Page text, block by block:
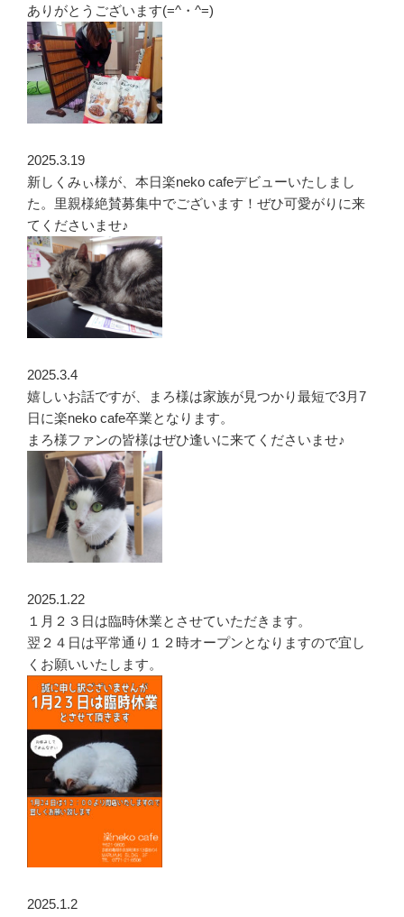
ありがとうございます(=^・^=)
2025.3.19
新しくみぃ様が、本日楽neko cafeデビューいたしまし
た。里親様絶賛募集中でございます！ぜひ可愛がりに来
てくださいませ♪
2025.3.4
嬉しいお話ですが、まろ様は家族が見つかり最短で3月7
日に楽neko cafe卒業となります。
まろ様ファンの皆様はぜひ逢いに来てくださいませ♪
2025.1.22
１月２３日は臨時休業とさせていただきます。
翌２４日は平常通り１２時オープンとなりますので宜し
くお願いいたします。
2025.1.2